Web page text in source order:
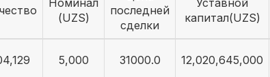
Номинал
(UZS)
последней
сделки
Уставной
капитал(UZS)
5,000 31000.0 12,020,645,000